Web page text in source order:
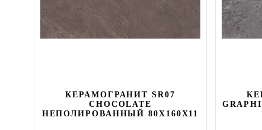
КЕРАМОГРАНИТ SR07
CHOCOLATE
НЕПОЛИРОВАННЫЙ 80X160Х11